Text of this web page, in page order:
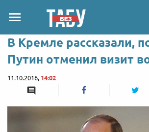
В Кремле рассказали,
Путин отменил визит
11.10.2016, 14:02